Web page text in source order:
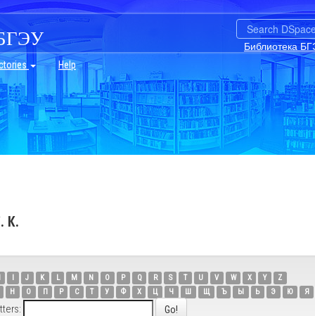
Библиотека
Help
К.
I J K L M N O P Q R S T U V W X Y
Z
Н
О П Р С Т У Ф Х Ц Ч Ш Щ Ъ Ы Ь Э Ю Я